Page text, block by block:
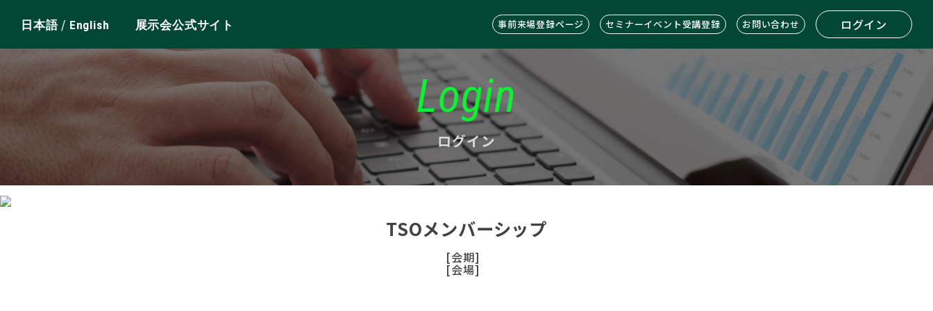
日本語/ English 展示会公式サイト 事前来場登録ページ セミナーイベント受講登録 お問い合わせ ログイン
Login
ログイン
TSOメンバーシップ
[会期]
[会場]